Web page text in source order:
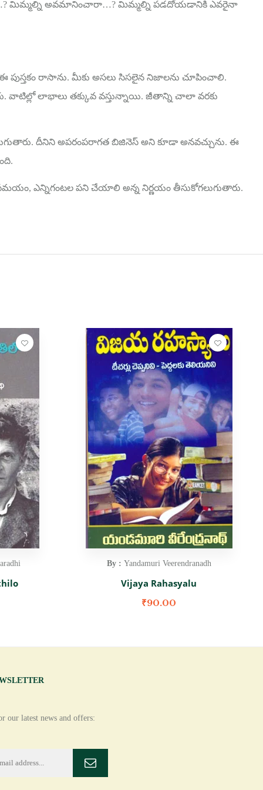
మిమ్మల్ని అవమానించారా…? మిమ్మల్ని పడదోయడానికి ఎవరైనా
రాసాను. మీకు అసలు సిసలైన నిజాలను చూపించాలి.
వాటిల్లో లాభాలు తక్కువ వస్తున్నాయి. జీతాన్ని చాలా వరకు
దీనిని అపరంపరాగత బిజినెస్ అని కూడా అనవచ్చును. ఈ
ఎన్నిగంటల పని చేయాలి అన్న నిర్ణయం తీసుకోగలుగుతారు.
By : Yandamuri Veerendranadh
Vijaya Rahasyalu
₹90.00
our latest news and offers: